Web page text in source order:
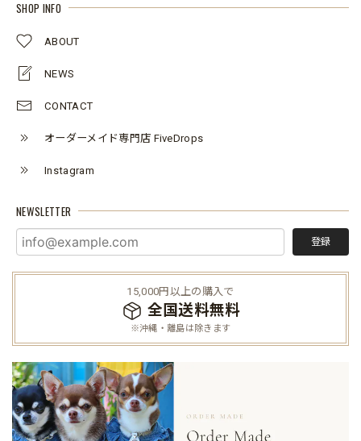
SHOP INFO
ABOUT
NEWS
CONTACT
オーダーメイド専門店 FiveDrops
Instagram
NEWSLETTER
登録
15,000円以上の購入で
全国送料無料
※沖縄・離島は除きます